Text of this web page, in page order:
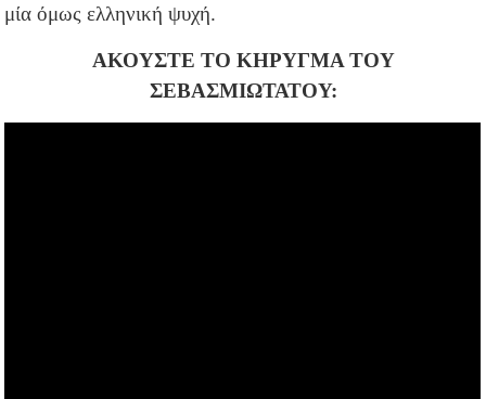
μία όμως ελληνική ψυχή.
ΑΚΟΥΣΤΕ ΤΟ ΚΗΡΥΓΜΑ ΤΟΥ
ΣΕΒΑΣΜΙΩΤΑΤΟΥ: